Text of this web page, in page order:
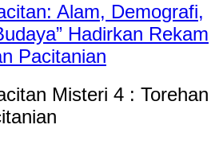
Alam, Demografi,
Hadirkan Rekam
Pacitanian
Misteri 4 : Torehan